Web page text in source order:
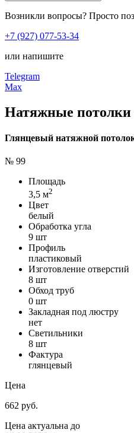
Возникли вопросы? Просто
+7 (927) 077-53-34
или напишите
Telegram
Max
Натяжные
Глянцевый натяжной
№ 99
Площадь
3,5 м2
Цвет
белый
Обработка угла
9 шт
Профиль
пластиковый
Изготовление отверстий
8 шт
Обход труб
0 шт
Закладная под люстру
нет
Светильники
8 шт
Фактура
глянцевый
Цена
662 руб.
Цена актуальна до